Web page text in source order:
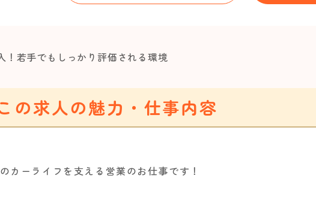
！若手でもしっかり評価される環境
の求人の魅力・仕事内容
カーライフを支える営業のお仕事です！